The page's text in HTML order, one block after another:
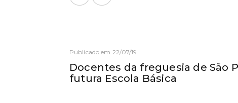
Publicado em 22/07/19
Docentes da freguesia de São
futura Escola Básica